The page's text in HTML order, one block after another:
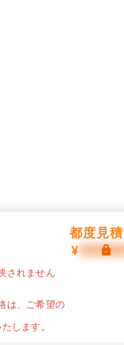
都度見
¥
されません
は、ご希望の
します。